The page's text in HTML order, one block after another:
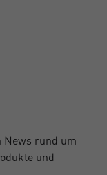
News rund um
und